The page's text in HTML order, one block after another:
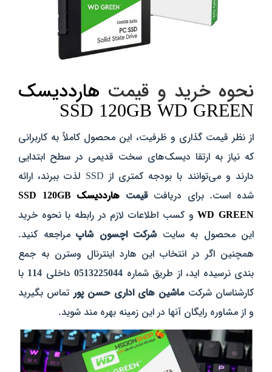
نحوه خرید و قیمت هارددیسک
SSD 120GB WD GREEN
از نظر قیمت گذاری و ظرفیت‌، این محصول کاملاً به کاربرانی
که نیاز به ارتقا دیسک‌های سخت قدیمی در سطح ابتدایی
دارند و می‌توانند با بودجه کمتری از SSD لذت ببرند‌، ارائه
شده است.برای دریافت قیمت
هارددیسک SSD 120GB
WD GREEN و کسب اطلاعات لازم در رابطه با نحوه خرید
این محصول به سایتشرکت اچسون شاپ مراجعه کنید.
همچنین اگر در انتخاب این هارد اینترنال وسترن به جمع
بندی نرسیده اید، از طریق شماره 0513225044داخلی 114 با
کارشناسان شرکتماشین های اداری حسن پور تماس بگیرید
و از مشاوره رایگان آنها در این زمینه بهره مند شوید.